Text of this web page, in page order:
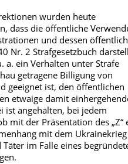
wurden heute
dass die öffentliche
und dessen
Nr. 2 Strafgesetzbuch
ein Verhalten unter Strafe
getragene Billigung von
geeignet ist, den öffentlichen
etwaige damit
ist angehalten, bei jedem
mit der Präsentation des „Z“
mit dem Ukrainekrieg
im Falle eines